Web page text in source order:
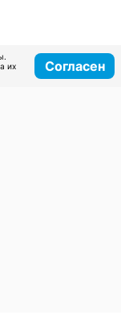
их
Согласен